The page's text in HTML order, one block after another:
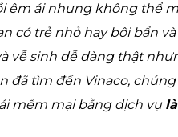
êm ái nhưng không thể
có trẻ nhỏ hay bôi bẩn
vễ sinh dễ dàng thật
đã tìm đến Vinaco, chúng
mềm mại bằng dịch vụ